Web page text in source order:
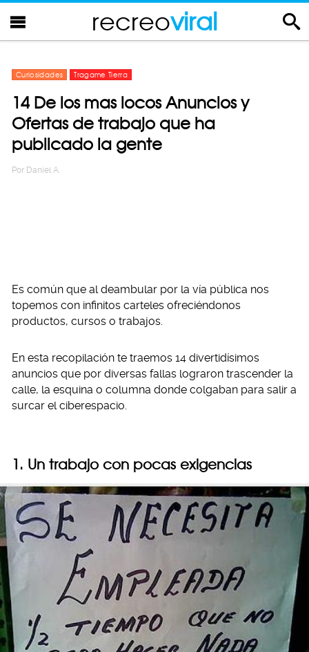
recreoviral
Curiosidades Tragame Tierra
14 De los mas locos Anuncios y
Ofertas de trabajo que ha
publicado la gente
Por Daniel A.
Es común que al deambular por la vía pública nos
topemos con infinitos carteles ofreciéndonos
productos, cursos o trabajos.
En esta recopilación te traemos 14 divertidísimos
anuncios que por diversas fallas lograron trascender la
calle, la esquina o columna donde colgaban para salir a
surcar el ciberespacio.
1. Un trabajo con pocas exigencias